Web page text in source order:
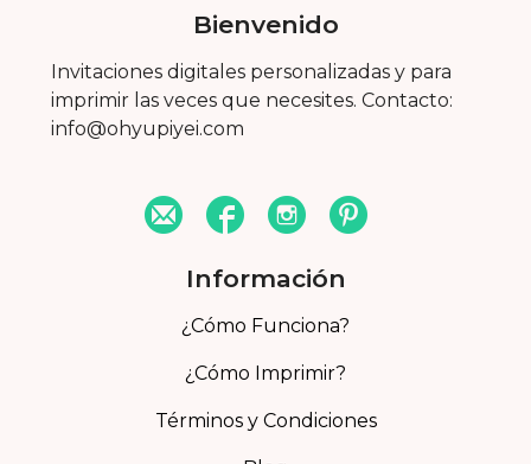
Bienvenido
Invitaciones digitales personalizadas y para
imprimir las veces que necesites. Contacto:
info@ohyupiyei.com
Información
¿Cómo Funciona?
¿Cómo Imprimir?
Términos y Condiciones